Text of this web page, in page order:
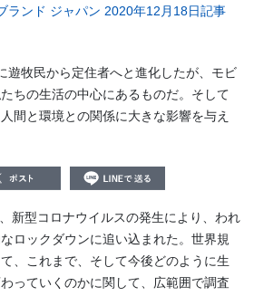
ランド ジャパン 2020年12月18日記事
牧民から定住者へと進化したが、モビ
ちの生活の中心にあるものだ。そして
間と環境との関係に大きな影響を与え
新型コロナウイルスの発生により、われ
ロックダウンに追い込まれた。世界規
、これまで、そして今後どのように生
っていくのかに関して、広範囲で調査